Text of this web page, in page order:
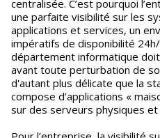
centralisée. C’est pourquoi
une parfaite visibilité sur les
applications et services, un
impératifs de disponibilité
département informatique
avant toute perturbation de
d'autant plus délicate que la
compose d’applications «
sur des serveurs physiques et